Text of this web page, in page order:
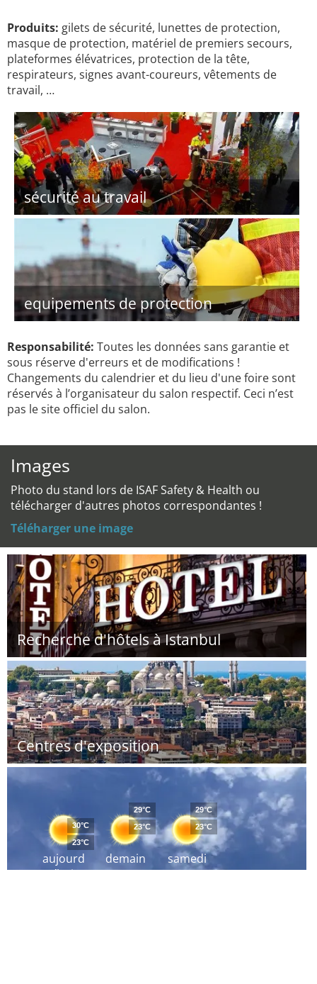
Produits: gilets de sécurité, lunettes de protection,
masque de protection, matériel de premiers secours,
plateformes élévatrices, protection de la tête,
respirateurs, signes avant-coureurs, vêtements de
travail, …
sécurité au travail
equipements de protection
Responsabilité: Toutes les données sans garantie et
sous réserve d'erreurs et de modifications !
Changements du calendrier et du lieu d'une foire sont
réservés à l’organisateur du salon respectif. Ceci n’est
pas le site officiel du salon.
Images
Photo du stand lors de ISAF Safety & Health ou
télécharger d'autres photos correspondantes !
Téléharger une image
Recherche d'hôtels à Istanbul
Centres d'exposition
aujourd
´hui
30°C
23°C
demain
29°C
23°C
samedi
29°C
23°C